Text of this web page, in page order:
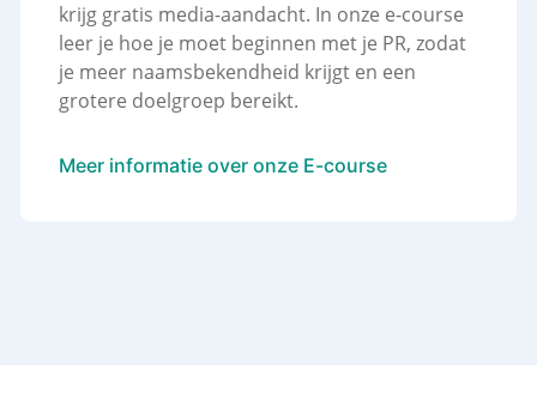
krijg gratis media-aandacht. In onze e-course
leer je hoe je moet beginnen met je PR, zodat
je meer naamsbekendheid krijgt en een
grotere doelgroep bereikt.
Meer informatie over onze E-course